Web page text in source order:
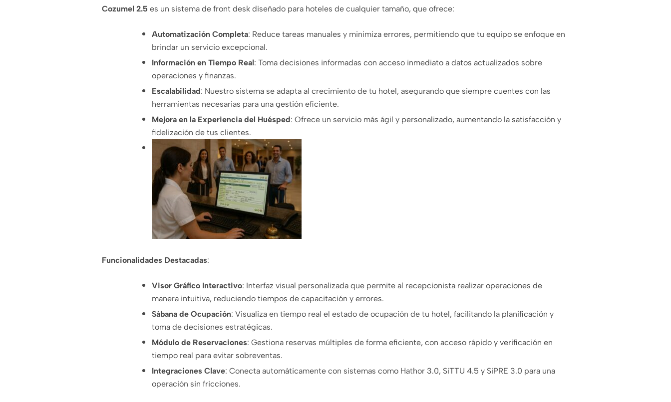
Cozumel 2.5 es un sistema de front desk diseñado para hoteles de cualquier tamaño, que ofrece:
Automatización Completa: Reduce tareas manuales y minimiza errores, permitiendo que tu equipo se enfoque en
brindar un servicio excepcional.
Información en Tiempo Real: Toma decisiones informadas con acceso inmediato a datos actualizados sobre
operaciones y finanzas.
Escalabilidad: Nuestro sistema se adapta al crecimiento de tu hotel, asegurando que siempre cuentes con las
herramientas necesarias para una gestión eficiente.
Mejora en la Experiencia del Huésped: Ofrece un servicio más ágil y personalizado, aumentando la satisfacción y
fidelización de tus clientes.
Funcionalidades Destacadas:
Visor Gráfico Interactivo: Interfaz visual personalizada que permite al recepcionista realizar operaciones de
manera intuitiva, reduciendo tiempos de capacitación y errores.
Sábana de Ocupación: Visualiza en tiempo real el estado de ocupación de tu hotel, facilitando la planificación y
toma de decisiones estratégicas.
Módulo de Reservaciones: Gestiona reservas múltiples de forma eficiente, con acceso rápido y verificación en
tiempo real para evitar sobreventas.
Integraciones Clave: Conecta automáticamente con sistemas como Hathor 3.0, SiTTU 4.5 y SiPRE 3.0 para una
operación sin fricciones.